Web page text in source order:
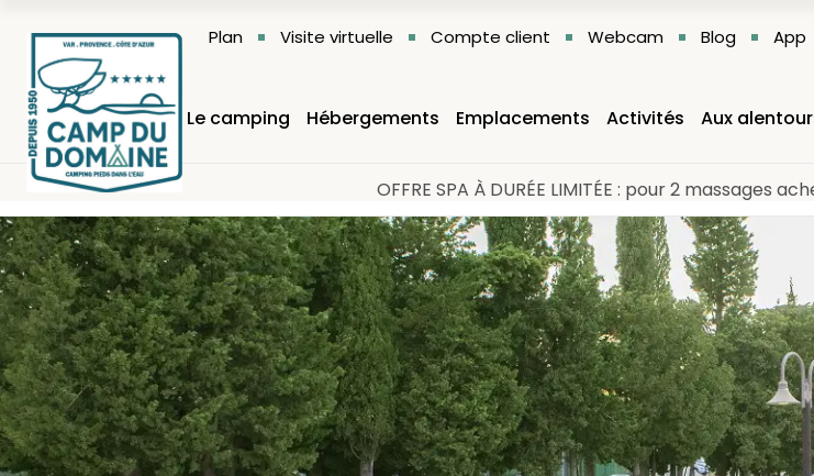
Plan Visite virtuelle Compte client Webcam Blog App
Le camping Hébergements Emplacements Activités Aux
OFFRE SPA À DURÉE LIMITÉE : pour 2 massages